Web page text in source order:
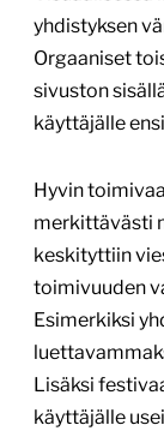
yhdistyksen
Orgaaniset
sivuston
käyttäjälle
Hyvin
merkittävästi
keskityttiin
toimivuuden
Esimerkiksi
Lisäksi
käyttäjälle